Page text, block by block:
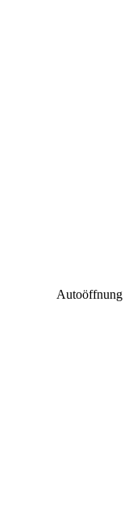
Autoöffnung